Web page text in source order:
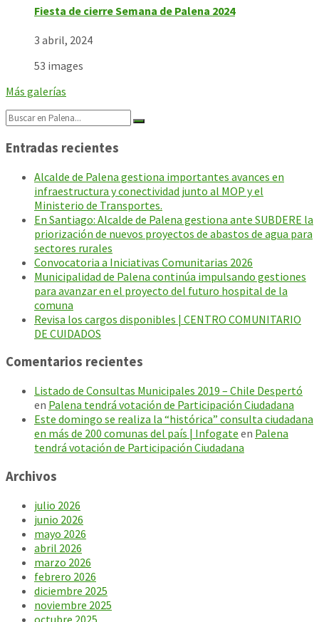
Fiesta de cierre Semana de Palena 2024
3 abril, 2024
53 images
Más galerías
Search:
Entradas recientes
Alcalde de Palena gestiona importantes avances en
infraestructura y conectividad junto al MOP y el
Ministerio de Transportes.
En Santiago: Alcalde de Palena gestiona ante SUBDERE la
priorización de nuevos proyectos de abastos de agua para
sectores rurales
Convocatoria a Iniciativas Comunitarias 2026
Municipalidad de Palena continúa impulsando gestiones
para avanzar en el proyecto del futuro hospital de la
comuna
Revisa los cargos disponibles | CENTRO COMUNITARIO
DE CUIDADOS
Comentarios recientes
Listado de Consultas Municipales 2019 – Chile Despertó
en Palena tendrá votación de Participación Ciudadana
Este domingo se realiza la “histórica” consulta ciudadana
en más de 200 comunas del país | Infogate en Palena
tendrá votación de Participación Ciudadana
Archivos
julio 2026
junio 2026
mayo 2026
abril 2026
marzo 2026
febrero 2026
diciembre 2025
noviembre 2025
octubre 2025